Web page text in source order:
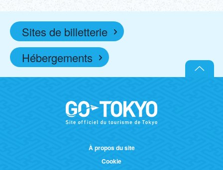
Sites de billetterie
Hébergements
À propos du site
Cookie